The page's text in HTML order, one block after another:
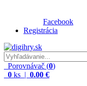
Facebook
Registrácia
Porovnávač (0)
0 ks | 0.00 €